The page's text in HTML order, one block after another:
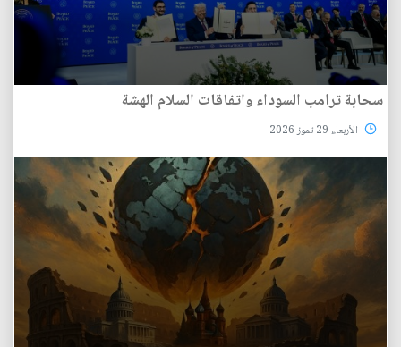
سحابة ترامب السوداء واتفاقات السلام الهشة
الأربعاء 29 تموز 2026